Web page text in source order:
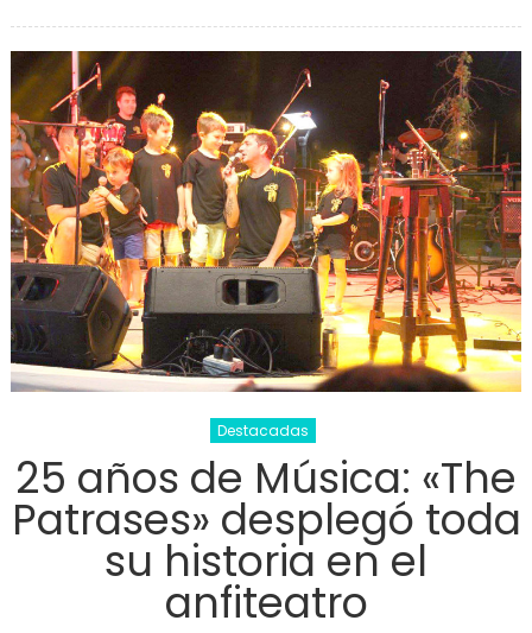
de
Destacadas
25 años de Música: «The
Patrases» desplegó toda
su historia en el
anfiteatro